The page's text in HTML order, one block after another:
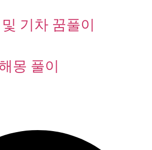
기차 꿈풀이
몽 풀이